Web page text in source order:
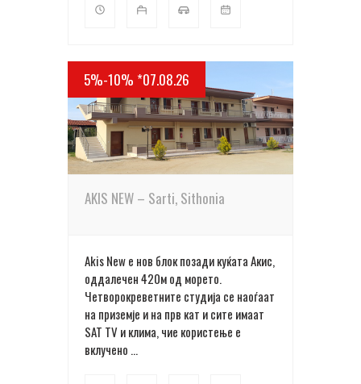
5%-10% *07.08.26
ПОВЕЌЕ ДЕТАЛИ
AKIS NEW – Sarti, Sithonia
Akis New е нов блок позади куќата Акис,
оддалечен 420м од морето.
Четворокреветните студија се наоѓаат
на приземје и на прв кат и сите имаат
SAT TV и клима, чие користење е
вклучено ...